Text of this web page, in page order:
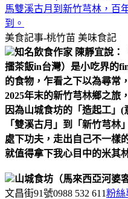
馬雙溪古月到新竹芎林，百
到。
美食記事-桃竹苗 美味食記
知名飲食作家 陳靜宜說：
擂茶飯in台灣）是小吃界的
的食物，乍看之下以為尋常
2025年末的新竹芎林鄉之旅
因為山城食坊的「造起工」(
「雙溪古月」到「新竹芎林
處下功夫，走出自己不一樣
就值得拿下我心目中的米其
山城食坊（馬來西亞河婆
文昌街91號0988 532 611粉絲